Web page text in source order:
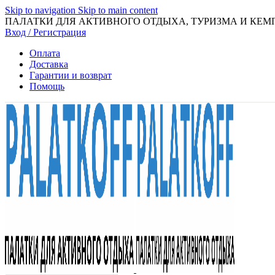
Skip to navigation Skip to main content
ПАЛАТКИ ДЛЯ АКТИВНОГО ОТДЫХА, ТУРИЗМА И
Вход / Регистрация
Оплата
Доставка
Гарантии и возврат
Помощь